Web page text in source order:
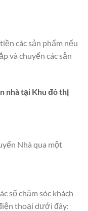
các sản phẩm nếu
và chuyển các sản
nhà tại Khu đô thị
Nhà qua một
số chăm sóc khách
thoại dưới đây: